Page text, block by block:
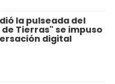
la pulseada del
Tierras" se impuso
digital